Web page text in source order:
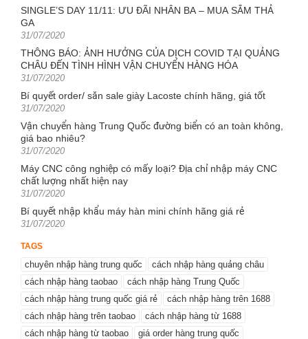
SINGLE’S DAY 11/11: ƯU ĐÃI NHÂN BA – MUA SẮM THẢ
GA
Posted
31/07/2020
THÔNG BÁO: ẢNH HƯỞNG CỦA DỊCH COVID TẠI QUẢNG
CHÂU ĐẾN TÌNH HÌNH VẬN CHUYỂN HÀNG HÓA
Posted
31/07/2020
Bí quyết order/ săn sale giày Lacoste chính hãng, giá tốt
Posted
31/07/2020
Vận chuyển hàng Trung Quốc đường biển có an toàn không,
giá bao nhiêu?
Posted
31/07/2020
Máy CNC công nghiệp có mấy loại? Địa chỉ nhập máy CNC
chất lượng nhất hiện nay
Posted
31/07/2020
Bí quyết nhập khẩu máy hàn mini chính hãng giá rẻ
Posted
31/07/2020
TAGS
chuyên nhập hàng trung quốc
cách nhập hàng quảng châu
cách nhập hàng taobao
cách nhập hàng Trung Quốc
cách nhập hàng trung quốc giá rẻ
cách nhập hàng trên 1688
cách nhập hàng trên taobao
cách nhập hàng từ 1688
cách nhập hàng từ taobao
giá order hàng trung quốc